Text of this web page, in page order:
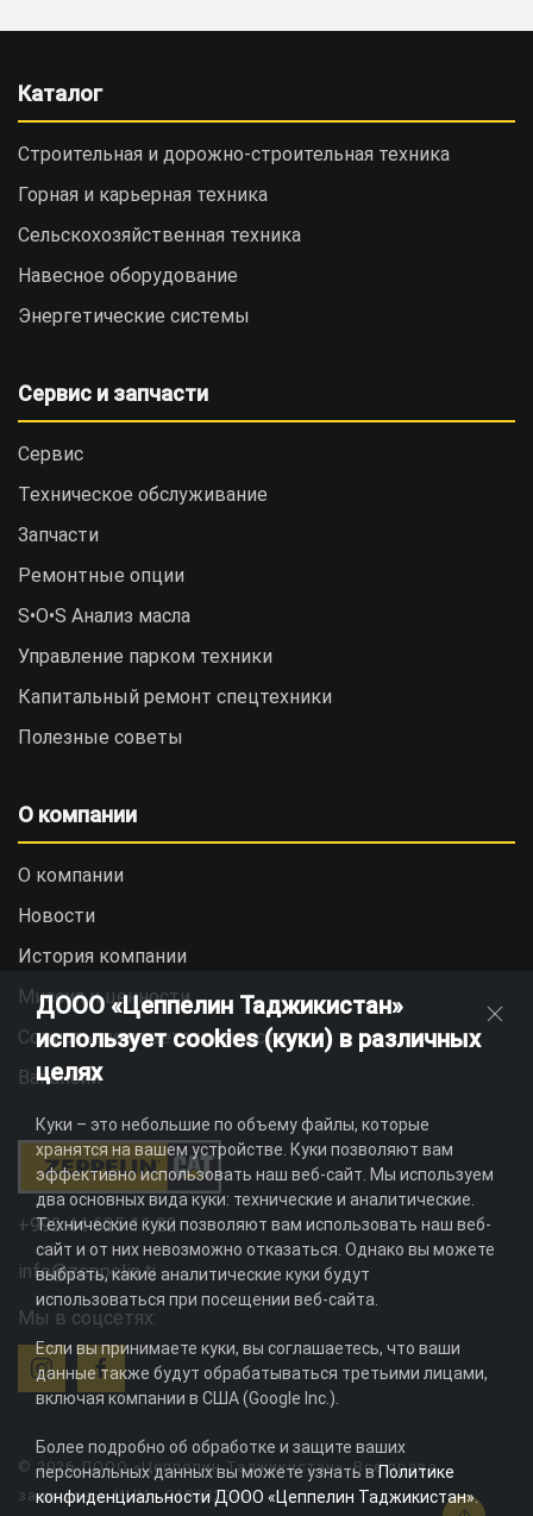
Каталог
Строительная и дорожно-cтроительная техника
Горная и карьерная техника
Сельскохозяйственная техника
Навесное оборудование
Энергетические системы
Сервис и запчасти
Сервис
Техническое обслуживание
Запчасти
Ремонтные опции
S•O•S Анализ масла
Управление парком техники
Капитальный ремонт спецтехники
Полезные советы
О компании
О компании
Новости
История компании
Миссия и ценности
Социальная ответственность
Вакансии
+992 44 625 11 22
info@zeppelin.tj
Мы в соцсетях:
© 2026 ДООО «Цеппелин Таджикистан». Все права
защищены. ИНН - 010082996
ДООО «Цеппелин Таджикистан»
использует cookies (куки) в различных
целях
Куки – это небольшие по объему файлы, которые
хранятся на вашем устройстве. Куки позволяют вам
эффективно использовать наш веб-сайт. Мы используем
два основных вида куки: технические и аналитические.
Технические куки позволяют вам использовать наш веб-
сайт и от них невозможно отказаться. Однако вы можете
выбрать, какие аналитические куки будут
использоваться при посещении веб-сайта.
Если вы принимаете куки, вы соглашаетесь, что ваши
данные также будут обрабатываться третьими лицами,
включая компании в США (Google Inc.).
Более подробно об обработке и защите ваших
персональных данных вы можете узнать вПолитике
конфиденциальности ДООО «Цеппелин Таджикистан».